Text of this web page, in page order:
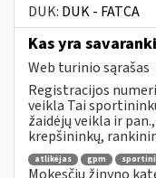
DUK: DUK - FATCA
Kas yra
Web turinio sąrašas
Registracijos
veikla Tai
žaidėjų veikla ir
krepšininkų,
atlikėjas gpm